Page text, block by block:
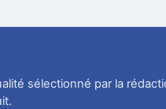
sélectionné par la